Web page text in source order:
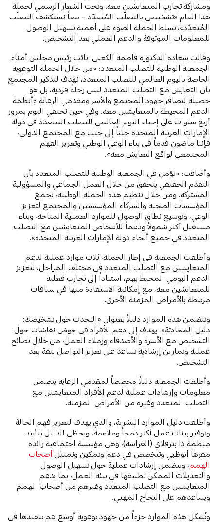
ومشاركة تجارب المتعايشين معه. وتحت الشعار الرسمي لحملة
هذا العام «تشخيصي بالتصلّب المُتعدّد – معاً نستكشف التصلّب
المُتعدّد»، تسلط الحملة الضوء على أهمية تسهيل الوصول
للمعلومات الموثوقة والدعم العملي بعد التشخيص.
وقالت سعادة الدكتورة فاطمة الكعبي، نائب رئيس مجلس أمناء
الجمعية الوطنية للتصلب المتعدد: «من خلال الحملة التوعوية
الخاصة باليوم العالمي للتصلب المتعدد، نهدف لتذكير المجتمع
بأن التعايش مع التصلب المتعدد ليس رحلةً فردية، بل هو
حصيلة لتضافر جهود المجتمع والأسر ومقدمي الرعاية وأنظمة
الدعم المحيطة بالمتعايشين معه. وفي حين نحتفي اليوم بمرور
أربع سنوات على إحياء اليوم العالمي للتصلب المتعدد في دولة
الإمارات العربية المتحدة جنباً إلى جنب مع المجتمع الدولي،
فإننا ماضون قدماً في بناء الوعي الوطني وتعزيز الفهم
المجتمعي لواقع التعايش معه».
وأضافت: «نؤمن في الجمعية الوطنية للتصلب المتعدد بأن
التقدم الحقيقي يتحقق من خلال العمل الجماعي والمسؤولية
المشتركة. ومن خلال تنظيم هذه الحملة الوطنية، نجمع
المؤسسات الصحية والشركاء المؤسسيين والمجتمع لتعزيز
الوعي، وتوسيع نطاق الوصول للموارد العملية المتاحة، وبناء
مستقبل أكثر شمولاً ودعماً للأشخاص المتعايشين مع التصلب
المتعدد في جميع أنحاء دولة الإمارات العربية المتحدة».
وأطلقت الجمعية في إطار الحملة، ثلاث موارد عملية لدعم
المتعايشين مع التصلب المتعدد في مختلف المراحل، لتعزيز
الدعم اليومي المحيط بهم، استناداً إلى تجارب فعلية
للمتعايشين معه، مع إمكانية الاستفادة منها في سياقات
مرتبطة بالأمراض المزمنة الأخرى.
وتتضمن هذه الموارد دليلاً بعنوان «التحدث حول تشخيصك:
دليل المحادثة»، يهدف إلى دعم الأفراد في خوض نقاشات حول
التشخيص مع الأسرة والأصدقاء وزملاء العمل، من خلال نصائح
عملية وتمارين إرشادية تساعد على تعزيز التواصل بثقة بعد
التشخيص.
وأطلقت الجمعية دليلاً مخصصاً لمقدمي الرعاية يتضمن
معلومات وإرشادات عملية لدعم الأفراد المتعايشين مع
التصلب المتعدد وغيره من الأمراض المزمنة.
وأطلقت دليل الموارد البشرية، والذي يهدف لتعزيز فهم الحالة
وتوفير بيئات عمل أكثر دمجاً وملاءمة، ويحظى الدليل بتأييد
منظمة ذا بترفلاي (الفراشة)، وهي مؤسسة اجتماعية رائدة
مقرها أبوظبي وتتخصص في دعم وتمكين وتمثيل أصحاب
الهمم، ويتضمن إرشادات عملية حول تسهيل الوصول
والتعديلات الممكن تطبيقها في بيئة العمل، بما يدعم
المتعايشين مع التصلب المتعدد وغيرهم من أصحاب الهمم
ويساعدهم على النجاح المهني.
وتُشكل هذه الموارد جزءاً من جهود توعوية أوسع يتم تنفيذها في